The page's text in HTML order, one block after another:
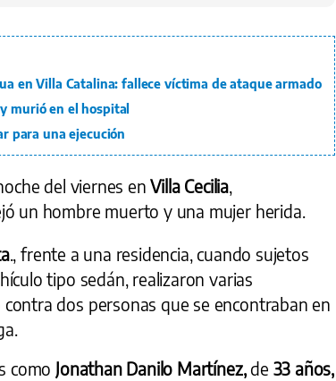
en Villa Catalina: fallece víctima de ataque armado
murió en el hospital
para una ejecución
del viernes enVilla Cecilia,
un hombre muerto y una mujer herida.
., frente a una residencia, cuando sujetos
tipo sedán, realizaron varias
dos personas que se encontraban en
como Jonathan Danilo Martínez,de 33 años,